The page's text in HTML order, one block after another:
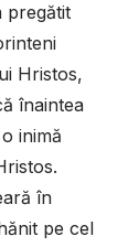
pregătit
Hristos,
înaintea
inimă
în
pe cel